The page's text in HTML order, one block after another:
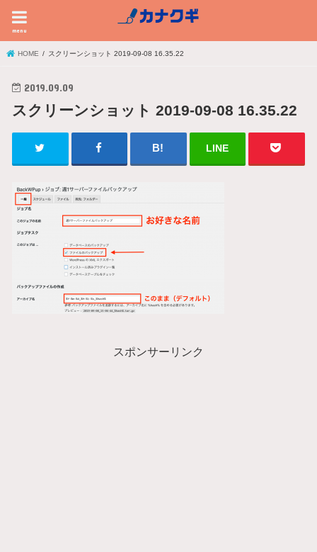
menu
HOME スクリーンショット 2019-09-08 16.35.22
2019.09.09
スクリーンショット 2019-09-08 16.35.22
LINE
スポンサーリンク